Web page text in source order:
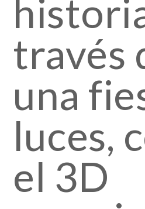
través
una
luces,
el 3D